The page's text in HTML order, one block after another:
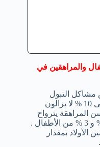
والمراهقين في
بعض مشاكل التبول
اللاإرادي في سن الخامسة ، وما يصل إلى 10 % لا يزالون
المراهقة يترواح
المعدل التقديري للتبول اللاإردي بين 1 % و 3 % من الأطفال .
الأولاد بمقدار